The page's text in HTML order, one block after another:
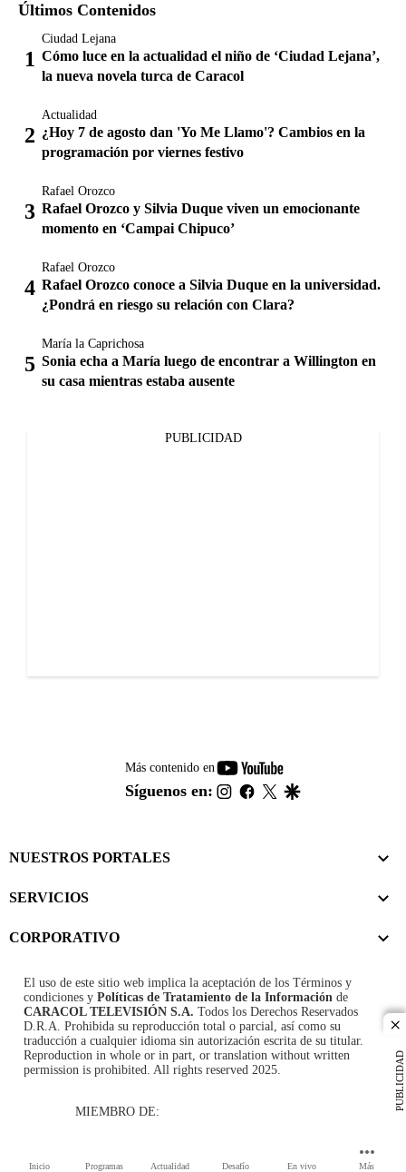
Inicio Programas Actualidad Desafío En vivo Más
PUBLICIDAD
Últimos Contenidos
Ciudad Lejana
Cómo luce en la actualidad el niño de ‘Ciudad Lejana’,
la nueva novela turca de Caracol
Actualidad
¿Hoy 7 de agosto dan 'Yo Me Llamo'? Cambios en la
programación por viernes festivo
Rafael Orozco
Rafael Orozco y Silvia Duque viven un emocionante
momento en ‘Campai Chipuco’
Rafael Orozco
Rafael Orozco conoce a Silvia Duque en la universidad.
¿Pondrá en riesgo su relación con Clara?
María la Caprichosa
Sonia echa a María luego de encontrar a Willington en
su casa mientras estaba ausente
PUBLICIDAD
Más contenido en
youtube-
footer
Síguenos en: instagram
facebook
twitter
NUESTROS PORTALES
SERVICIOS
CORPORATIVO
El uso de este sitio web implica la aceptación de los Términos y
condiciones y Políticas de Tratamiento de la Información de
CARACOL TELEVISIÓN S.A. Todos los Derechos Reservados
D.R.A. Prohibida su reproducción total o parcial, así como su
traducción a cualquier idioma sin autorización escrita de su titular.
Reproduction in whole or in part, or translation without written
permission is prohibited. All rights reserved 2025.
MIEMBRO DE: